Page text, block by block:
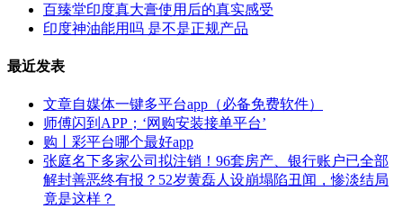
百臻堂印度真大膏使用后的真实感受
印度神油能用吗 是不是正规产品
最近发表
文章自媒体一键多平台app（必备免费软件）
师傅闪到APP；‘网购安装接单平台’
购丨彩平台哪个最好app
张庭名下多家公司拟注销！96套房产、银行账户已全部
解封善恶终有报？52岁黄磊人设崩塌陷丑闻，惨淡结局
竟是这样？